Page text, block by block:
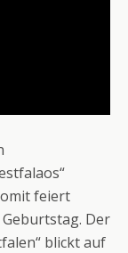
feiert
Der
blickt auf